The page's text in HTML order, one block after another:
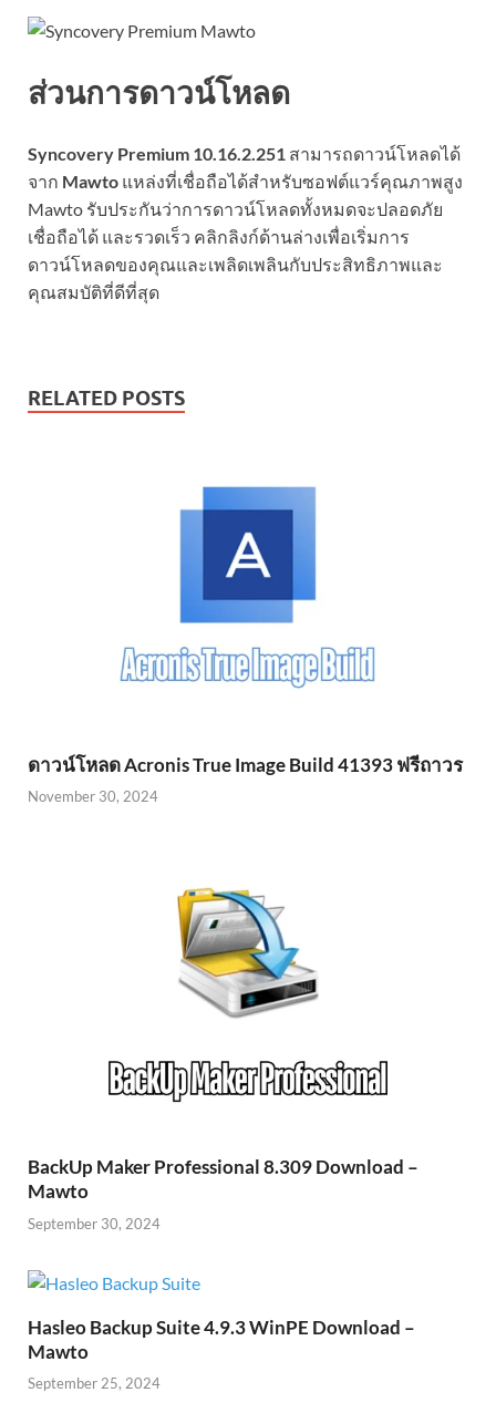
ส่วนการดาวน์โหลด
Syncovery Premium 10.16.2.251 สามารถดาวน์โหลดได้
จาก Mawto แหล่งที่เชื่อถือได้สำหรับซอฟต์แวร์คุณภาพสูง
Mawto รับประกันว่าการดาวน์โหลดทั้งหมดจะปลอดภัย
เชื่อถือได้ และรวดเร็ว คลิกลิงก์ด้านล่างเพื่อเริ่มการ
ดาวน์โหลดของคุณและเพลิดเพลินกับประสิทธิภาพและ
คุณสมบัติที่ดีที่สุด
RELATED POSTS
ดาวน์โหลด Acronis True Image Build 41393 ฟรีถาวร
November 30, 2024
BackUp Maker Professional 8.309 Download –
Mawto
September 30, 2024
Hasleo Backup Suite 4.9.3 WinPE Download –
Mawto
September 25, 2024